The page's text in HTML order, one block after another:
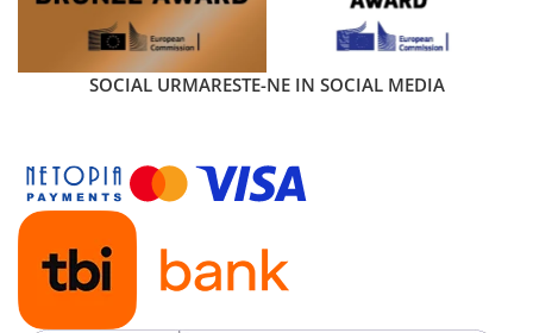
SOCIAL URMARESTE-NE IN SOCIAL MEDIA